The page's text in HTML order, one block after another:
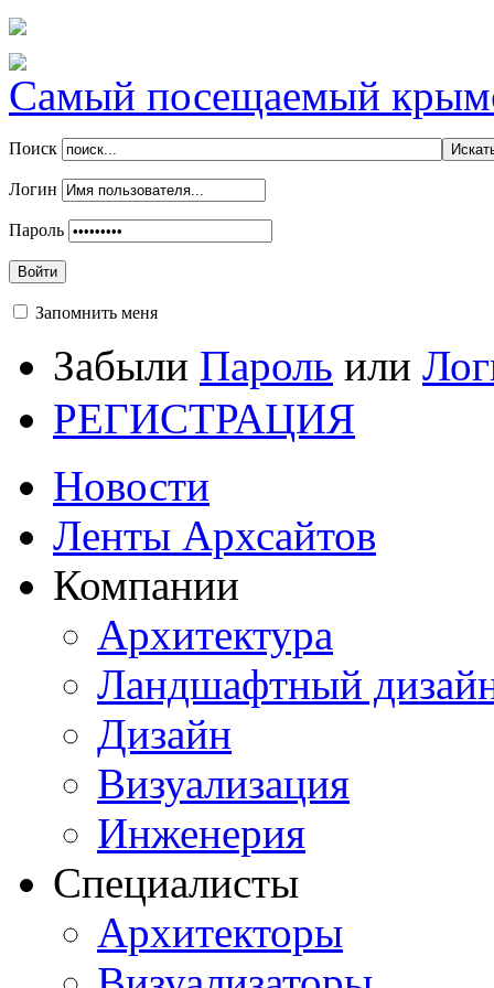
Самый посещаемый
Поиск
Логин
Пароль
Войти
Запомнить меня
Забыли Пароль или
РЕГИСТРАЦИЯ
Новости
Ленты Архсайтов
Компании
Архитектура
Ландшафтный
Дизайн
Визуализация
Инженерия
Специалисты
Архитекторы